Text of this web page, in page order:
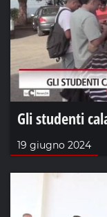
Gli studenti
19 giugno 2024